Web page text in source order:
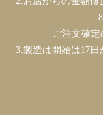
ご注文確定
3.製造は開始は17